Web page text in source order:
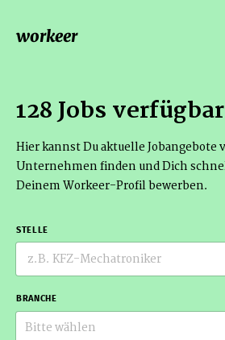
workeer
128 Jobs verfügbar
Hier kannst Du aktuelle Jobangebote
Unternehmen finden und Dich
Deinem Workeer-Profil bewerben.
STELLE
BRANCHE
Bitte wählen